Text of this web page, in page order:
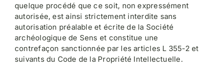
quelque procédé que ce soit, non expressément
autorisée, est ainsi strictement interdite sans
autorisation préalable et écrite de la Société
archéologique de Sens et constitue une
contrefaçon sanctionnée par les articles L 355-2 et
suivants du Code de la Propriété Intellectuelle.